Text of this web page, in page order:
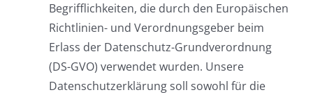
Begrifflichkeiten, die durch den Europäischen
Richtlinien- und Verordnungsgeber beim
Erlass der Datenschutz-Grundverordnung
(DS-GVO) verwendet wurden. Unsere
Datenschutzerklärung soll sowohl für die